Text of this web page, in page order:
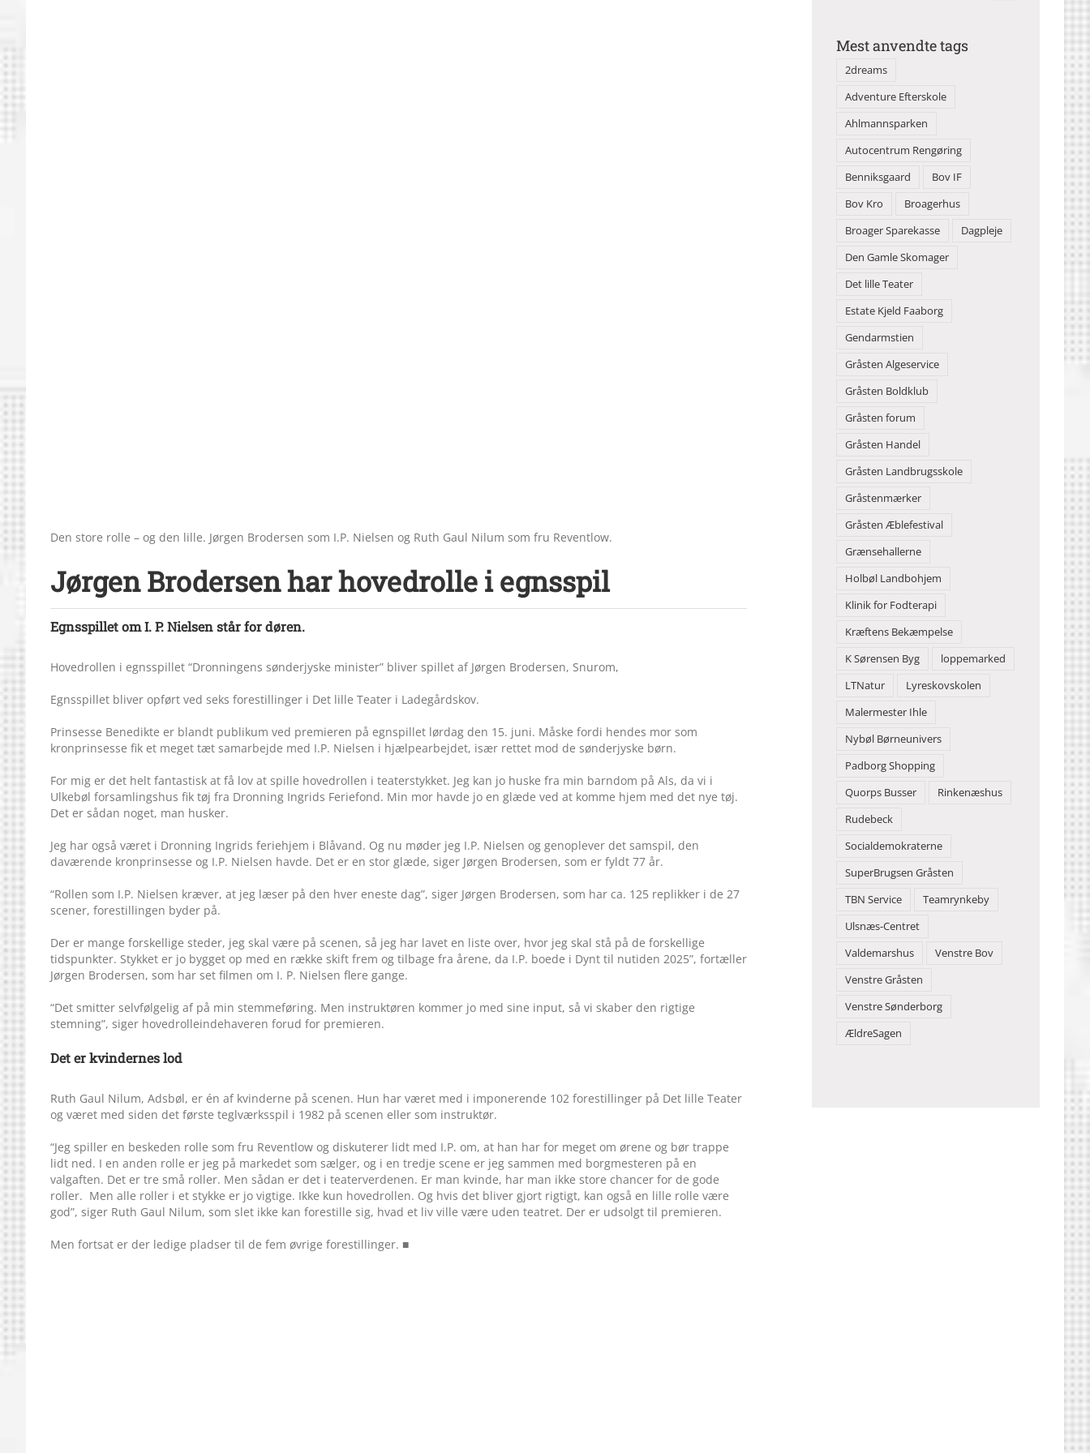
Den store rolle – og den lille. Jørgen Brodersen som I.P. Nielsen og Ruth Gaul Nilum som fru Reventlow.
Jørgen Brodersen har hovedrolle i egnsspil
Egnsspillet om I. P. Nielsen står for døren.
Hovedrollen i egnsspillet “Dronningens sønderjyske minister” bliver spillet af Jørgen Brodersen, Snurom,
Egnsspillet bliver opført ved seks forestillinger i Det lille Teater i Ladegårdskov.
Prinsesse Benedikte er blandt publikum ved premieren på egnspillet lørdag den 15. juni. Måske fordi hendes mor som
kronprinsesse fik et meget tæt samarbejde med I.P. Nielsen i hjælpearbejdet, især rettet mod de sønderjyske børn.
For mig er det helt fantastisk at få lov at spille hovedrollen i teaterstykket. Jeg kan jo huske fra min barndom på Als, da vi i
Ulkebøl forsamlingshus fik tøj fra Dronning Ingrids Feriefond. Min mor havde jo en glæde ved at komme hjem med det nye tøj.
Det er sådan noget, man husker.
Jeg har også været i Dronning Ingrids feriehjem i Blåvand. Og nu møder jeg I.P. Nielsen og genoplever det samspil, den
daværende kronprinsesse og I.P. Nielsen havde. Det er en stor glæde, siger Jørgen Brodersen, som er fyldt 77 år.
“Rollen som I.P. Nielsen kræver, at jeg læser på den hver eneste dag”, siger Jørgen Brodersen, som har ca. 125 replikker i de 27
scener, forestillingen byder på.
Der er mange forskellige steder, jeg skal være på scenen, så jeg har lavet en liste over, hvor jeg skal stå på de forskellige
tidspunkter. Stykket er jo bygget op med en række skift frem og tilbage fra årene, da I.P. boede i Dynt til nutiden 2025”, fortæller
Jørgen Brodersen, som har set filmen om I. P. Nielsen flere gange.
“Det smitter selvfølgelig af på min stemmeføring. Men instruktøren kommer jo med sine input, så vi skaber den rigtige
stemning”, siger hovedrolleindehaveren forud for premieren.
Det er kvindernes lod
Ruth Gaul Nilum, Adsbøl, er én af kvinderne på scenen. Hun har været med i imponerende 102 forestillinger på Det lille Teater
og været med siden det første teglværksspil i 1982 på scenen eller som instruktør.
“Jeg spiller en beskeden rolle som fru Reventlow og diskuterer lidt med I.P. om, at han har for meget om ørene og bør trappe
lidt ned. I en anden rolle er jeg på markedet som sælger, og i en tredje scene er jeg sammen med borgmesteren på en
valgaften. Det er tre små roller. Men sådan er det i teaterverdenen. Er man kvinde, har man ikke store chancer for de gode
roller. Men alle roller i et stykke er jo vigtige. Ikke kun hovedrollen. Og hvis det bliver gjort rigtigt, kan også en lille rolle være
god”, siger Ruth Gaul Nilum, som slet ikke kan forestille sig, hvad et liv ville være uden teatret. Der er udsolgt til premieren.
Men fortsat er der ledige pladser til de fem øvrige forestillinger. ■
Mest anvendte tags
2dreams
Adventure Efterskole
Ahlmannsparken
Autocentrum Rengøring
Benniksgaard
Bov IF
Bov Kro
Broagerhus
Broager Sparekasse
Dagpleje
Den Gamle Skomager
Det lille Teater
Estate Kjeld Faaborg
Gendarmstien
Gråsten Algeservice
Gråsten Boldklub
Gråsten forum
Gråsten Handel
Gråsten Landbrugsskole
Gråstenmærker
Gråsten Æblefestival
Grænsehallerne
Holbøl Landbohjem
Klinik for Fodterapi
Kræftens Bekæmpelse
K Sørensen Byg
loppemarked
LTNatur
Lyreskovskolen
Malermester Ihle
Nybøl Børneunivers
Padborg Shopping
Quorps Busser
Rinkenæshus
Rudebeck
Socialdemokraterne
SuperBrugsen Gråsten
TBN Service
Teamrynkeby
Ulsnæs-Centret
Valdemarshus
Venstre Bov
Venstre Gråsten
Venstre Sønderborg
ÆldreSagen